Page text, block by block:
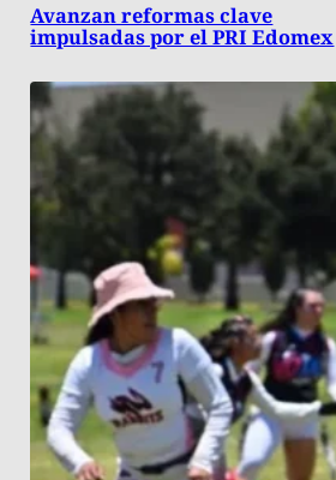
Avanzan reformas clave
impulsadas por el PRI Edomex